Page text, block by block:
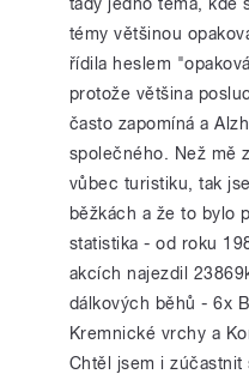
témy většinou
řídila heslem
protože většina
často zapomíná a
společného. Než mě
vůbec turistiku, tak
běžkách a že to bylo
statistika - od roku
akcích najezdil
dálkových běhů - 6x
Kremnické vrchy a
Chtěl jsem i zúčastnit